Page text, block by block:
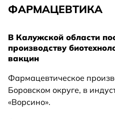
ФАРМАЦЕВТИКА
В Калужской области
производству
вакцин
Фармацевтическое
Боровском округе, в
«Ворсино».